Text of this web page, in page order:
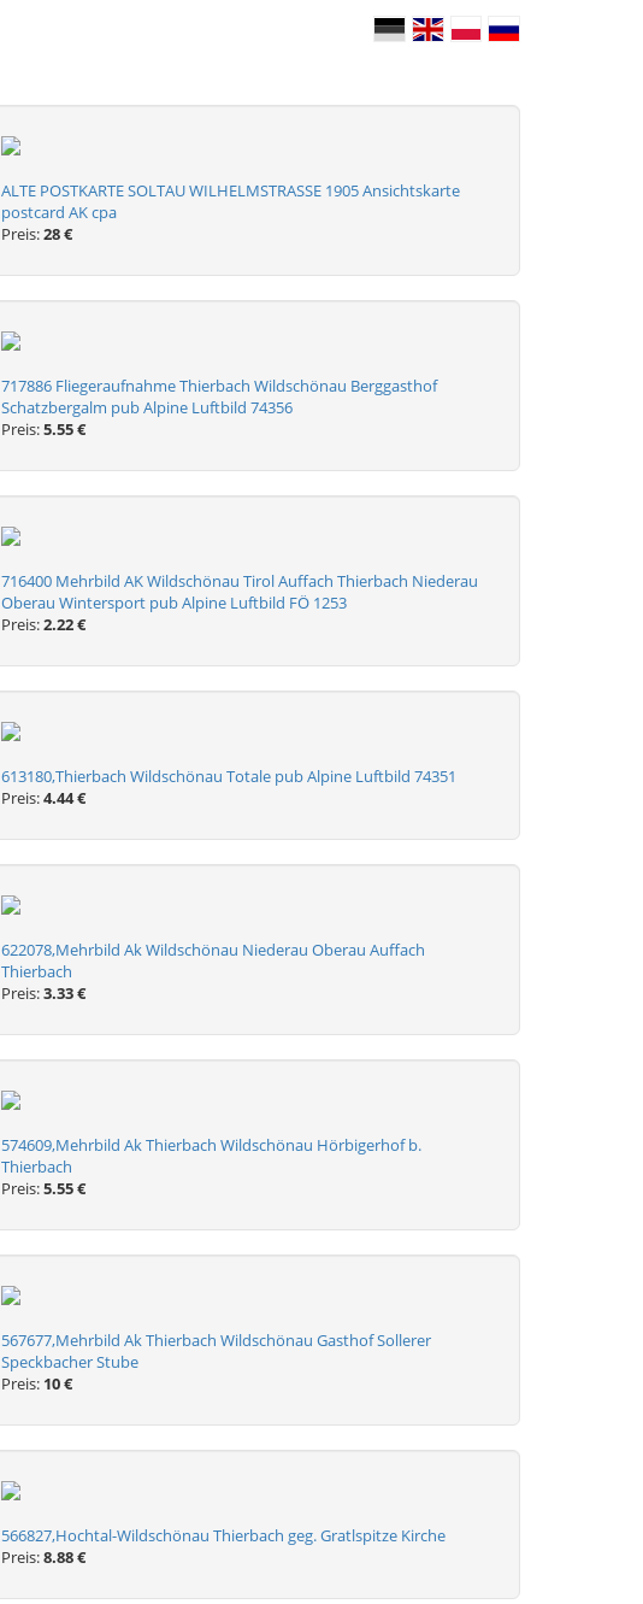
ALTE POSTKARTE SOLTAU WILHELMSTRASSE 1905 Ansichtskarte
postcard AK cpa
Preis:28 €
717886 Fliegeraufnahme Thierbach Wildschönau Berggasthof
Schatzbergalm pub Alpine Luftbild 74356
Preis:5.55 €
716400 Mehrbild AK Wildschönau Tirol Auffach Thierbach Niederau
Oberau Wintersport pub Alpine Luftbild FÖ 1253
Preis:2.22 €
613180,Thierbach Wildschönau Totale pub Alpine Luftbild 74351
Preis:4.44 €
622078,Mehrbild Ak Wildschönau Niederau Oberau Auffach
Thierbach
Preis:3.33 €
574609,Mehrbild Ak Thierbach Wildschönau Hörbigerhof b.
Thierbach
Preis:5.55 €
567677,Mehrbild Ak Thierbach Wildschönau Gasthof Sollerer
Speckbacher Stube
Preis: 10 €
566827,Hochtal-Wildschönau Thierbach geg. Gratlspitze Kirche
Preis:8.88 €